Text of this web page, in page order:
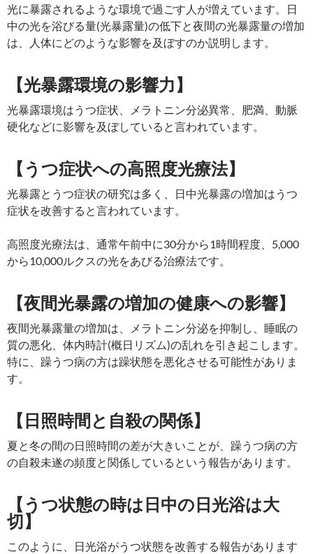
光に暴露されるような環境で過ごす人が増えています。日
中の光を浴びる量(光暴露量)の低下と夜間の光暴露量の増加
は、人体にどのような影響を及ぼすのか説明します。
【光暴露環境の影響力】
光暴露環境はうつ症状、メラトニン分泌異常、肥満、動脈
硬化などに影響を及ぼしていると言われています。
【うつ症状への高照度光療法】
光暴露とうつ症状の研究は多く、日中光暴露の増加はうつ
症状を改善すると言われています。
高照度光療法は、通常午前中に30分から1時間程度、5,000
から10,000ルクスの光をあびる治療法です。
【夜間光暴露の増加の健康への影響】
夜間光暴露量の増加は、メラトニン分泌を抑制し、睡眠の
質の悪化、体内時計(概日リズム)の乱れを引き起こします。
特に、躁うつ病の方は躁状態を悪化させる可能性がありま
す。
【日照時間と自殺の関係】
夏と冬の間の日照時間の差が大きいことが、躁うつ病の方
の自殺未遂の頻度と関係しているという報告があります。
【うつ状態の時は日中の日光浴は大
切】
このように、日光浴がうつ状態を改善する報告があります